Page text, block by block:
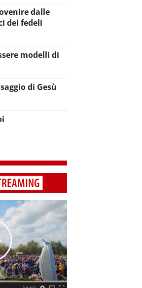
dalle
dei fedeli
modelli di
di Gesù